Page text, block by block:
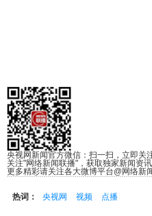
央视网新闻官方微信：扫一扫，立即关
关注"网络新闻联播"，获取独家新闻资讯
更多精彩请关注各大微博平台@网络新
热词： 央视网 视频 点播